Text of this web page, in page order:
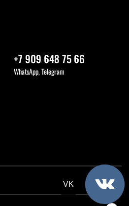
+7 909 648 75 66
WhatsApp, Telegram
Telegram VK